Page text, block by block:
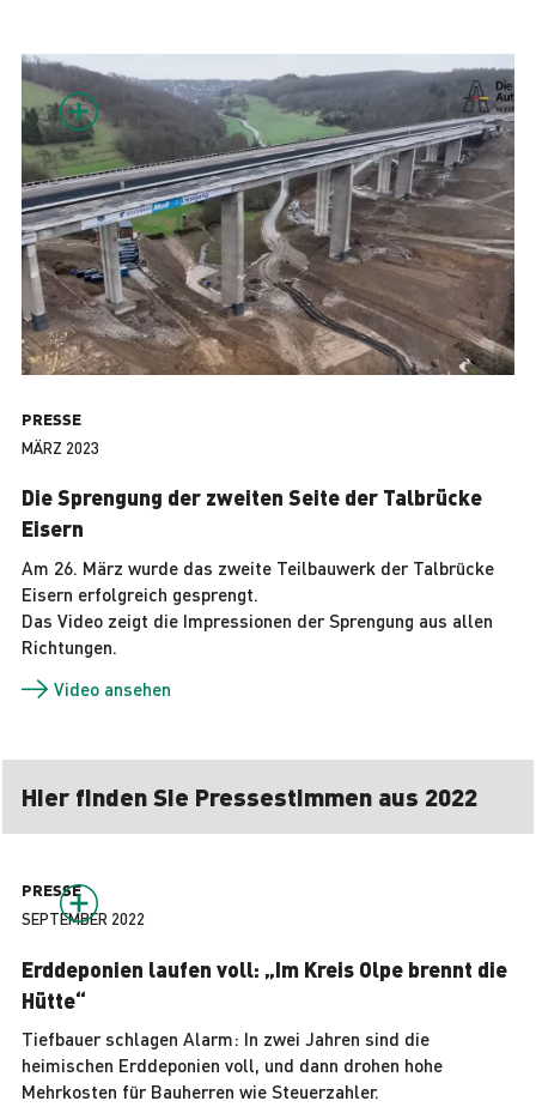
PRESSE
MÄRZ 2023
Die Sprengung der zweiten Seite der Talbrücke
Eisern
Am 26. März wurde das zweite Teilbauwerk der Talbrücke
Eisern erfolgreich gesprengt.
Das Video zeigt die Impressionen der Sprengung aus allen
Richtungen.
Video ansehen
Hier finden Sie Pressestimmen aus 2022
PRESSE
SEPTEMBER 2022
Erddeponien laufen voll: „Im Kreis Olpe brennt die
Hütte“
Tiefbauer schlagen Alarm: In zwei Jahren sind die
heimischen Erddeponien voll, und dann drohen hohe
Mehrkosten für Bauherren wie Steuerzahler.